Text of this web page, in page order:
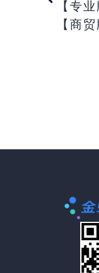
【专
【商